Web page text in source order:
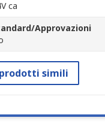
ca
Approvazioni
simili